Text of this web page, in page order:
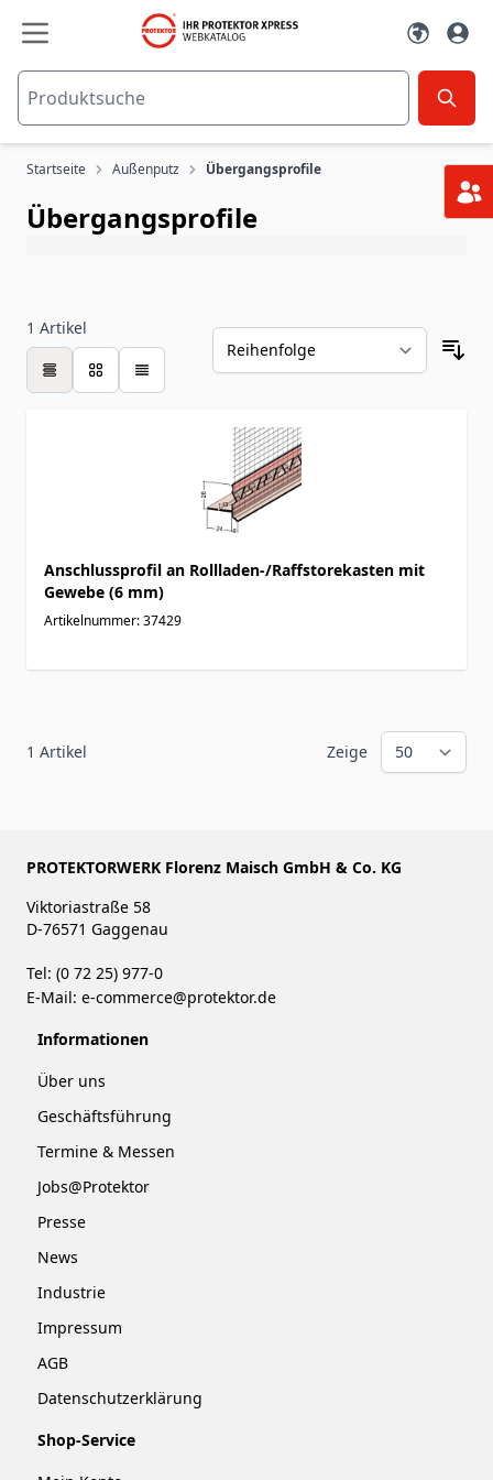
Zum Inhalt springen
Startseite Außenputz Übergangsprofile
Übergangsprofile
1 Artikel
Tabelle
Anschlussprofil an Rollladen-/Raffstorekasten mit
Gewebe (6 mm)
Artikelnummer: 37429
1 Artikel Zeige
PROTEKTORWERK Florenz Maisch GmbH & Co. KG
Viktoriastraße 58
D-76571 Gaggenau
Tel: (0 72 25) 977-0
E-Mail: e-commerce@protektor.de
Informationen
Über uns
Geschäftsführung
Termine & Messen
Jobs@Protektor
Presse
News
Industrie
Impressum
AGB
Datenschutzerklärung
Shop-Service